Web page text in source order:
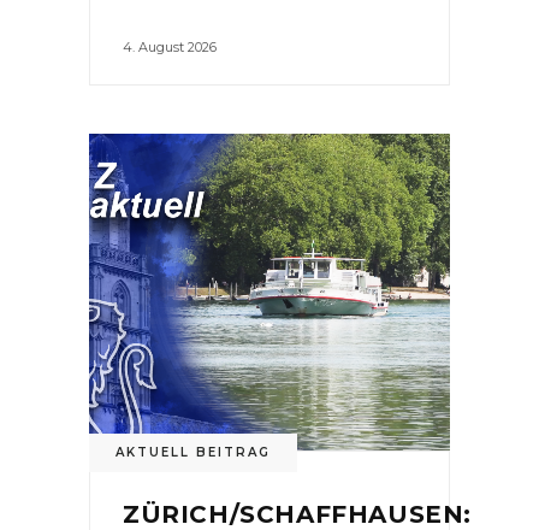
4. August 2026
AKTUELL BEITRAG
ZÜRICH/SCHAFFHAUSEN: